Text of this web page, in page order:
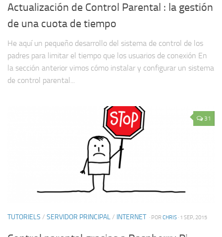
Actualización de Control Parental : la gestión
de una cuota de tiempo
He aquí un pequeño desarrollo del sistema de control de los
padres para limitar el tiempo que los usuarios de conexión En
la sección anterior vimos cómo instalar y configurar un sistema
de control parental...
31
TUTORIELS / SERVIDOR PRINCIPAL/ INTERNET · POR CHRIS · 1 SEP, 2015